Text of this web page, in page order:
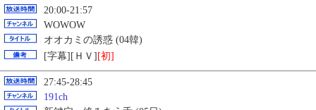
20:00-21:57
WOWOW
オオカミの誘惑 (04韓)
[字幕][ＨＶ][初]
27:45-28:45
191ch